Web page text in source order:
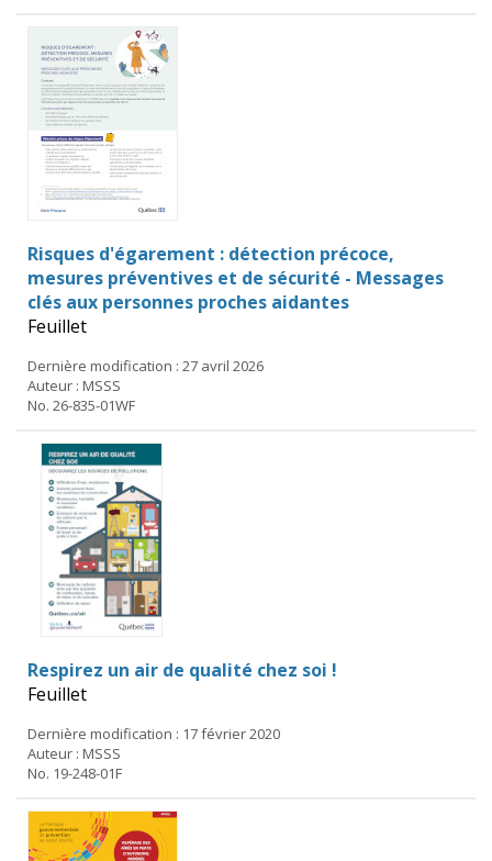
Risques d'égarement : détection précoce,
mesures préventives et de sécurité - Messages
clés aux personnes proches aidantes
Feuillet
Dernière modification : 27 avril 2026
Auteur : MSSS
No. 26-835-01WF
Respirez un air de qualité chez soi !
Feuillet
Dernière modification : 17 février 2020
Auteur : MSSS
No. 19-248-01F